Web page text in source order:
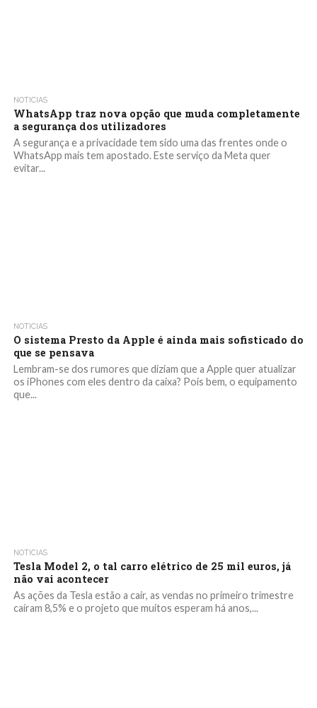
NOTICIAS
WhatsApp traz nova opção que muda completamente
a segurança dos utilizadores
A segurança e a privacidade tem sido uma das frentes onde o
WhatsApp mais tem apostado. Este serviço da Meta quer
evitar...
NOTICIAS
O sistema Presto da Apple é ainda mais sofisticado do
que se pensava
Lembram-se dos rumores que diziam que a Apple quer atualizar
os iPhones com eles dentro da caixa? Pois bem, o equipamento
que...
NOTICIAS
Tesla Model 2, o tal carro elétrico de 25 mil euros, já
não vai acontecer
As ações da Tesla estão a cair, as vendas no primeiro trimestre
caíram 8,5% e o projeto que muitos esperam há anos,...